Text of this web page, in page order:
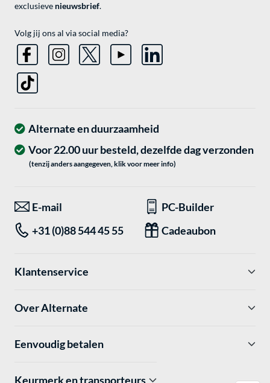
exclusieve nieuwsbrief.
Volg jij ons al via social media?
Alternate en duurzaamheid
Voor 22.00 uur besteld, dezelfde dag verzonden
(tenzij anders aangegeven, klik voor meer info)
E-mail
PC-Builder
+31 (0)88 544 45 55
Cadeaubon
Klantenservice
Over Alternate
Eenvoudig betalen
Keurmerk en transporteurs